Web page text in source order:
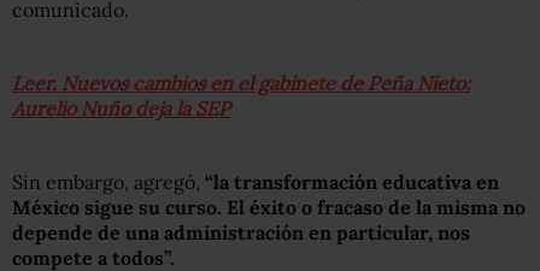
comunicado.
Leer. Nuevos cambios en el gabinete de Peña Nieto:
Aurelio Nuño deja la SEP
Sin embargo, agregó, “la transformación educativa en
México sigue su curso. El éxito o fracaso de la misma no
depende de una administración en particular, nos
compete a todos”.